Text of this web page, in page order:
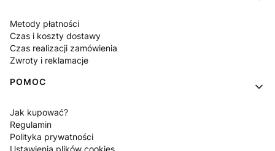
Metody płatności
Czas i koszty dostawy
Czas realizacji zamówienia
Zwroty i reklamacje
POMOC
Jak kupować?
Regulamin
Polityka prywatności